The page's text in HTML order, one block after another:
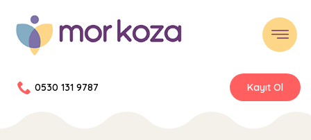
0530 131 9787 Kayıt Ol